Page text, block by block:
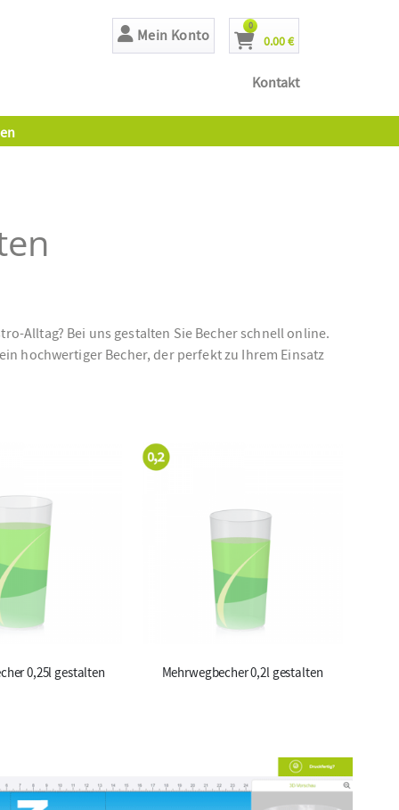
Mein Konto
Cart
0.00 €
0Artikel
Kontakt
Alltag? Bei uns gestalten Sie Becher schnell online.
hochwertiger Becher, der perfekt zu Ihrem Einsatz
0,25l gestalten Mehrwegbecher 0,2l gestalten